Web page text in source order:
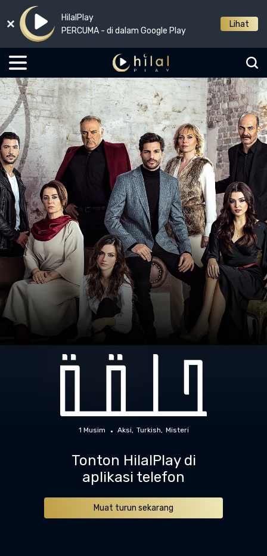
HilalPlay
PERCUMA - di dalam Google Play
Lihat
1 Musim Aksi Turkish Misteri
Tonton HilalPlay di
aplikasi telefon
Muat turun sekarang